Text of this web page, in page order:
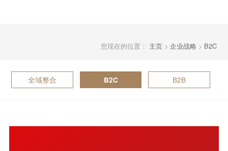
您现在的位置： 主页> 企业战略 > B2C
全域整合 B2C B2B